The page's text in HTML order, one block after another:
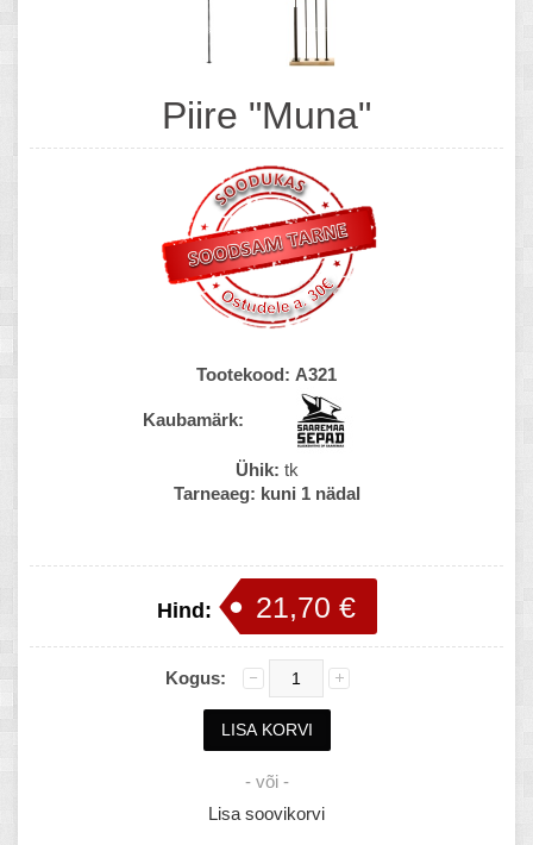
Piire "Muna"
Tootekood: A321
Kaubamärk:
Ühik: tk
Tarneaeg: kuni 1 nädal
Hind: 21,70 €
Kogus:
- või -
Lisa soovikorvi